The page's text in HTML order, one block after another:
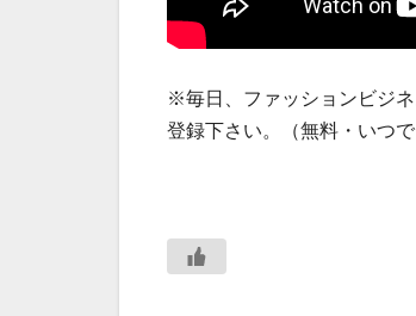
※毎日、ファッションビジ
登録下さい。（無料・いつ